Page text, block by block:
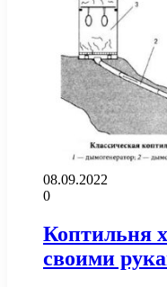
08.09.2022
0
Коптильня
своими